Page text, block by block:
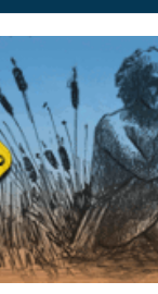
- retrouvez la communauté.